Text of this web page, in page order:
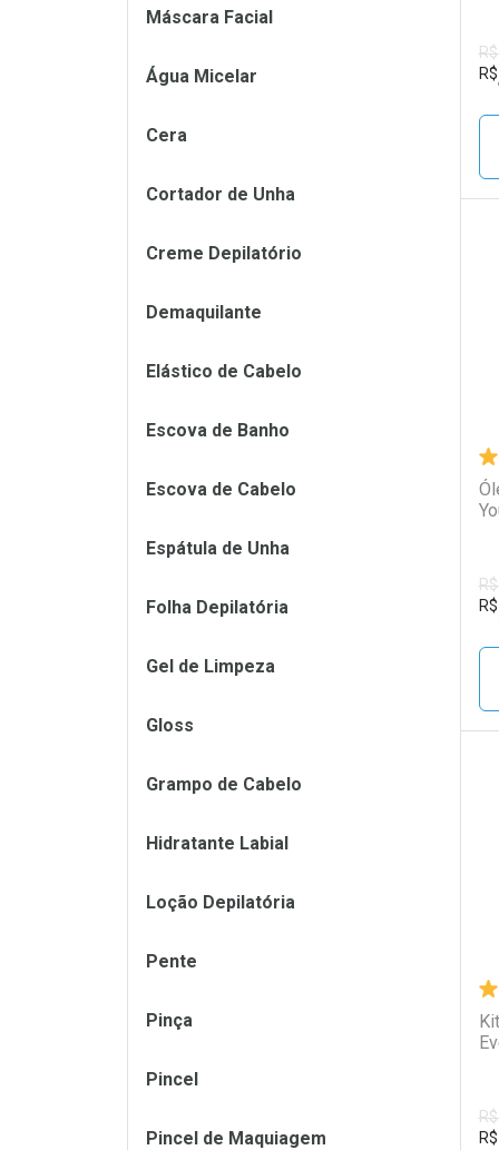
R$
R$
R$
Máscara Facial
Água Micelar
Cera
Cortador de Unha
Creme Depilatório
Demaquilante
Elástico de Cabelo
Escova de Banho
Escova de Cabelo
Espátula de Unha
Folha Depilatória
Gel de Limpeza
Gloss
Grampo de Cabelo
Hidratante Labial
Loção Depilatória
Pente
Pinça
Pincel
Pincel de Maquiagem